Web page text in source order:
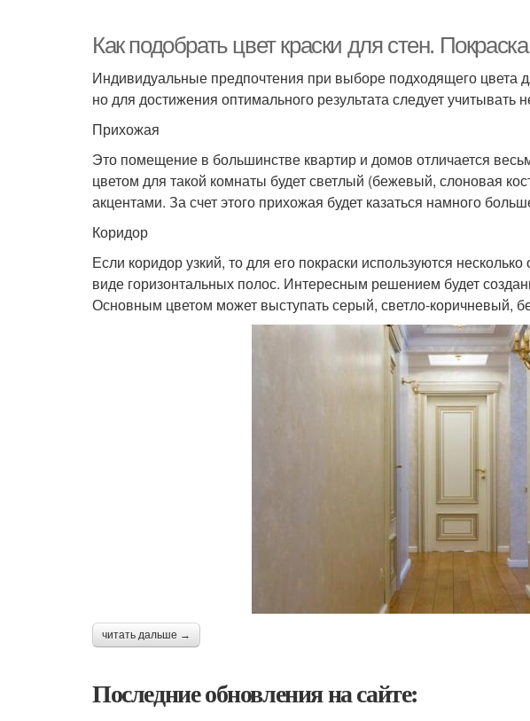
Как подобрать цвет краски для стен.
Индивидуальные предпочтения при выборе подходящего цвета
но для достижения оптимального результата следует учитывать
Прихожая
Это помещение в большинстве квартир и домов отличается
цветом для такой комнаты будет светлый (бежевый, слоновая
акцентами. За счет этого прихожая будет казаться намного
Коридор
Если коридор узкий, то для его покраски используются
виде горизонтальных полос. Интересным решением будет
Основным цветом может выступать серый, светло-коричневый,
читать дальше →
Последние обновления на сайте: